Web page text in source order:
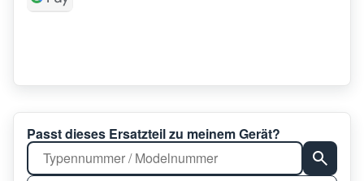
Passt dieses Ersatzteil zu meinem Gerät?